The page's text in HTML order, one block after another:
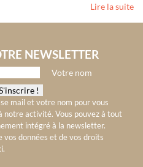
Lire la suite
NEWSLETTER
Votre nom
mail et votre nom pour vous
activité. Vous pouvez à tout
intégré à la newsletter.
vos données et de vos droits
.